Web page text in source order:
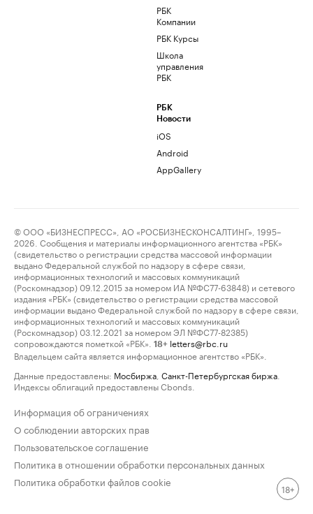
РБК
Компании
РБК Курсы
Школа
управления
РБК
РБК
Новости
iOS
Android
AppGallery
© ООО «БИЗНЕСПРЕСС», АО «РОСБИЗНЕСКОНСАЛТИНГ», 1995–
2026. Сообщения и материалы информационного агентства «РБК»
(свидетельство о регистрации средства массовой информации
выдано Федеральной службой по надзору в сфере связи,
информационных технологий и массовых коммуникаций
(Роскомнадзор) 09.12.2015 за номером ИА №ФС77-63848) и сетевого
издания «РБК» (свидетельство о регистрации средства массовой
информации выдано Федеральной службой по надзору в сфере связи,
информационных технологий и массовых коммуникаций
(Роскомнадзор) 03.12.2021 за номером ЭЛ №ФС77-82385)
сопровождаются пометкой «РБК».
18+ letters@rbc.ru
Владельцем сайта является информационное агентство «РБК».
Данные предоставлены: Мосбиржа Санкт-Петербургская биржа
Индексы облигаций предоставлены Cbonds.
Информация об ограничениях
О соблюдении авторских прав
Пользовательское соглашение
Политика в отношении обработки персональных данных
Политика обработки файлов cookie
18+